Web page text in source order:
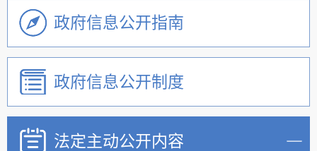
政府信息公开指南
政府信息公开制度
法定主动公开内容